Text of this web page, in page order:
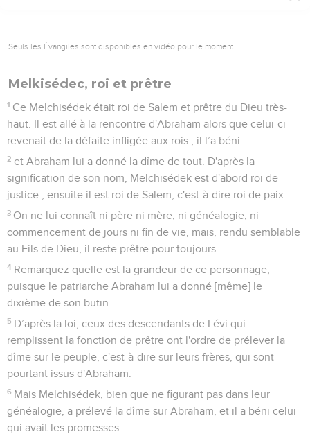
Seuls les Évangiles sont disponibles en vidéo pour le moment.
Melkisédec, roi et prêtre
1 Ce Melchisédek était roi de Salem et prêtre du Dieu très-
haut. Il est allé à la rencontre d'Abraham alors que celui-ci
revenait de la défaite infligée aux rois ; il l’a béni
2 et Abraham lui a donné la dîme de tout. D'après la
signification de son nom, Melchisédek est d'abord roi de
justice ; ensuite il est roi de Salem, c'est-à-dire roi de paix.
3 On ne lui connaît ni père ni mère, ni généalogie, ni
commencement de jours ni fin de vie, mais, rendu semblable
au Fils de Dieu, il reste prêtre pour toujours.
4 Remarquez quelle est la grandeur de ce personnage,
puisque le patriarche Abraham lui a donné [même] le
dixième de son butin.
5 D’après la loi, ceux des descendants de Lévi qui
remplissent la fonction de prêtre ont l'ordre de prélever la
dîme sur le peuple, c'est-à-dire sur leurs frères, qui sont
pourtant issus d'Abraham.
6 Mais Melchisédek, bien que ne figurant pas dans leur
généalogie, a prélevé la dîme sur Abraham, et il a béni celui
qui avait les promesses.